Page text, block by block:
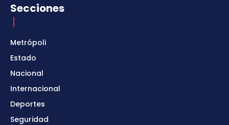
Secciones
Metrópoli
Estado
Nacional
Internacional
Deportes
Seguridad